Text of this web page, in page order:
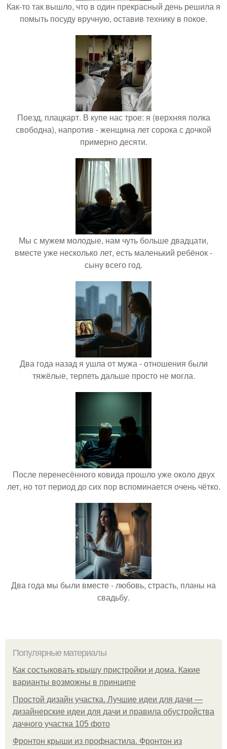
Как-то так вышло, что в один прекрасный день решила я
помыть посуду вручную, оставив технику в покое.
Поезд, плацкарт. В купе нас трое: я (верхняя полка
свободна), напротив - женщина лет сорока с дочкой
примерно десяти.
Мы с мужем молодые, нам чуть больше двадцати,
вместе уже несколько лет, есть маленький ребёнок -
сыну всего год.
Два года назад я ушла от мужа - отношения были
тяжёлые, терпеть дальше просто не могла.
После перенесённого ковида прошло уже около двух
лет, но тот период до сих пор вспоминается очень чётко.
Два года мы были вместе - любовь, страсть, планы на
свадьбу.
Популярные материалы
Как состыковать крышу пристройки и дома. Какие
варианты возможны в принципе
Простой дизайн участка. Лучшие идеи для дачи —
дизайнерские идеи для дачи и правила обустройства
дачного участка 105 фото
Фронтон крыши из профнастила. Фронтон из